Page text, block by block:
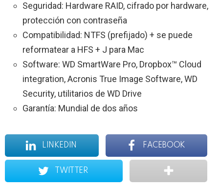
Seguridad: Hardware RAID, cifrado por hardware,
protección con contraseña
Compatibilidad: NTFS (prefijado) + se puede
reformatear a HFS + J para Mac
Software: WD SmartWare Pro, Dropbox™ Cloud
integration, Acronis True Image Software, WD
Security, utilitarios de WD Drive
Garantía: Mundial de dos años
LINKEDIN FACEBOOK
TWITTER